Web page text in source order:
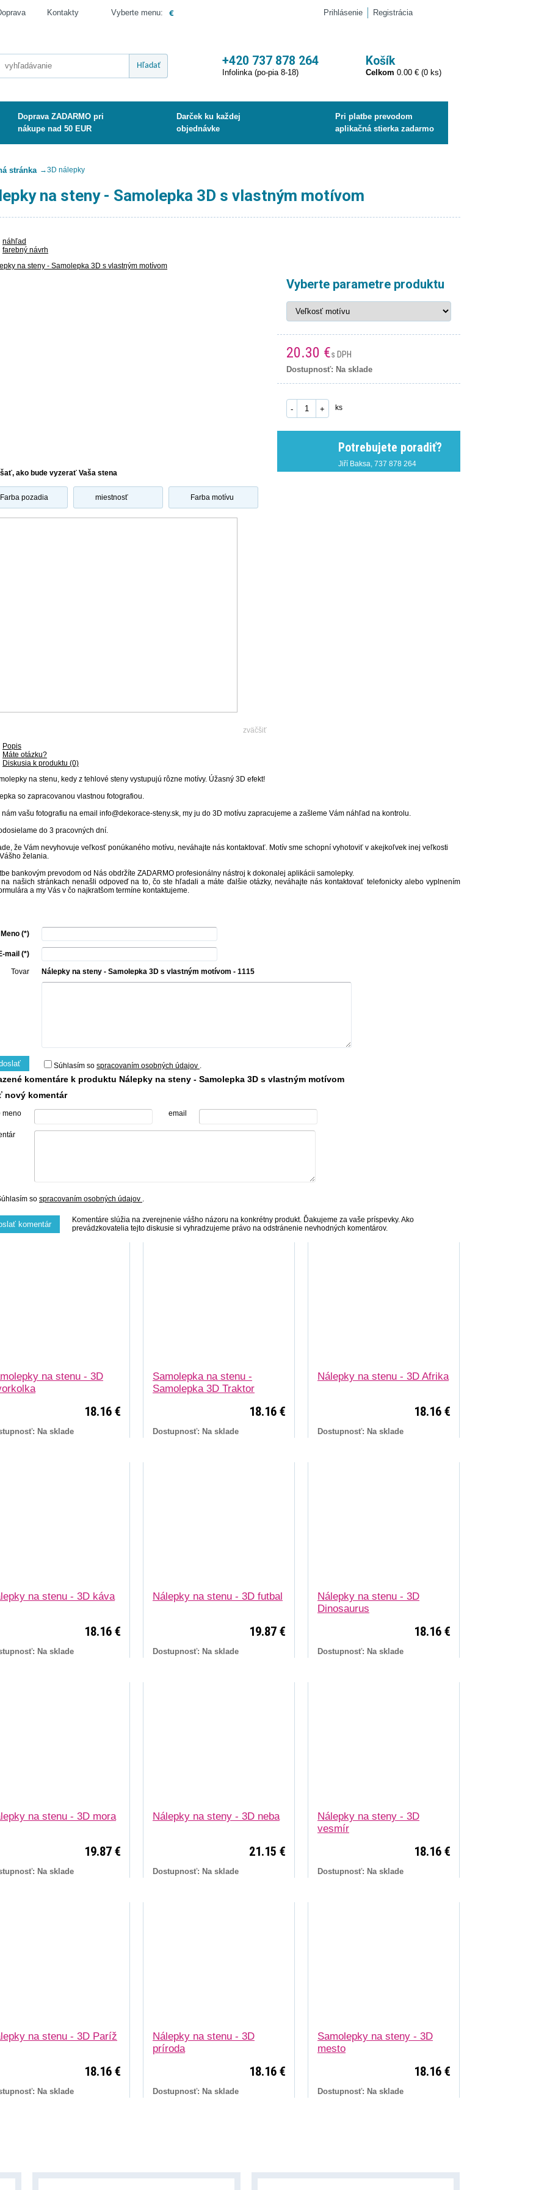
Kontakty Prihlásenie Registrácia
Hľadať +420 737 878 264
Infolinka (po-pia 8-18)
Košík
Celkom 0.00 € (0 ks)
Doprava ZADARMO pri
nákupe nad 50 EUR
Darček ku každej
objednávke
Pri platbe prevodom
aplikačná stierka zadarmo
Vyberte menu: €
stránka →3D nálepky
na steny - Samolepka 3D s vlastným motívom
Vyberte parametre produktu
20.30 €s DPH
Dostupnosť: Na sklade
- + ks
Potrebujete poradiť?
Jiří Baksa, 737 878 ​​264
náhľad
farebný návrh
ako bude vyzerať Vaša stena
Farba pozadia miestnosť Farba motívu
zväčšiť
Popis
Máte otázku?
Diskusia k produktu (0)
na stenu, kedy z tehlové steny vystupujú rôzne motívy. Úžasný 3D efekt!
so zapracovanou vlastnou fotografiou.
nám vašu fotografiu na email info@dekorace-steny.sk, my ju do 3D motívu zapracujeme a zašleme Vám náhľad na kontrolu.
do 3 pracovných dní.
že Vám nevyhovuje veľkosť ponúkaného motívu, neváhajte nás kontaktovať. Motív sme schopní vyhotoviť v akejkoľvek inej veľkosti
želania.
bankovým prevodom od Nás obdržíte ZADARMO profesionálny nástroj k dokonalej aplikácii samolepky.
našich stránkach nenašli odpoveď na to, čo ste hľadali a máte ďalšie otázky, neváhajte nás kontaktovať telefonicky alebo vyplnením
a my Vás v čo najkratšom termíne kontaktujeme.
Meno (*)
mail (*)
Tovar Nálepky na steny - Samolepka 3D s vlastným motívom - 1115
Súhlasím so spracovaním osobných údajov .
komentáre k produktu Nálepky na steny - Samolepka 3D s vlastným motívom
nový komentár
meno email
so spracovaním osobných údajov .
komentár
Komentáre slúžia na zverejnenie vášho názoru na konkrétny produkt. Ďakujeme za vaše príspevky. Ako
prevádzkovatelia tejto diskusie si vyhradzujeme právo na odstránenie nevhodných komentárov.
na stenu - 3D
18.16 €
Na sklade
Samolepka na stenu -
Samolepka 3D Traktor
18.16 €
Dostupnosť: Na sklade
Nálepky na stenu - 3D Afrika
18.16 €
Dostupnosť: Na sklade
na stenu - 3D káva
18.16 €
Na sklade
Nálepky na stenu - 3D futbal
19.87 €
Dostupnosť: Na sklade
Nálepky na stenu - 3D
Dinosaurus
18.16 €
Dostupnosť: Na sklade
na stenu - 3D mora
19.87 €
Na sklade
Nálepky na steny - 3D neba
21.15 €
Dostupnosť: Na sklade
Nálepky na steny - 3D
vesmír
18.16 €
Dostupnosť: Na sklade
na stenu - 3D Paríž
18.16 €
Na sklade
Nálepky na stenu - 3D
príroda
18.16 €
Dostupnosť: Na sklade
Samolepky na steny - 3D
mesto
18.16 €
Dostupnosť: Na sklade